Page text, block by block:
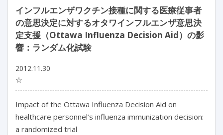
インフルエンザワクチン接種に関する医療従事者
の意思決定に対するオタワインフルエンザ意思決
定支援（Ottawa Influenza Decision Aid）の影
響：ランダム化試験
2012.11.30
☆
Impact of the Ottawa Influenza Decision Aid on
healthcare personnel’s influenza immunization decision:
a randomized trial